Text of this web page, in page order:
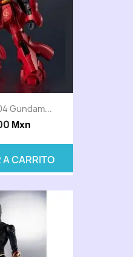
Gundam...
Mxn
CARRITO